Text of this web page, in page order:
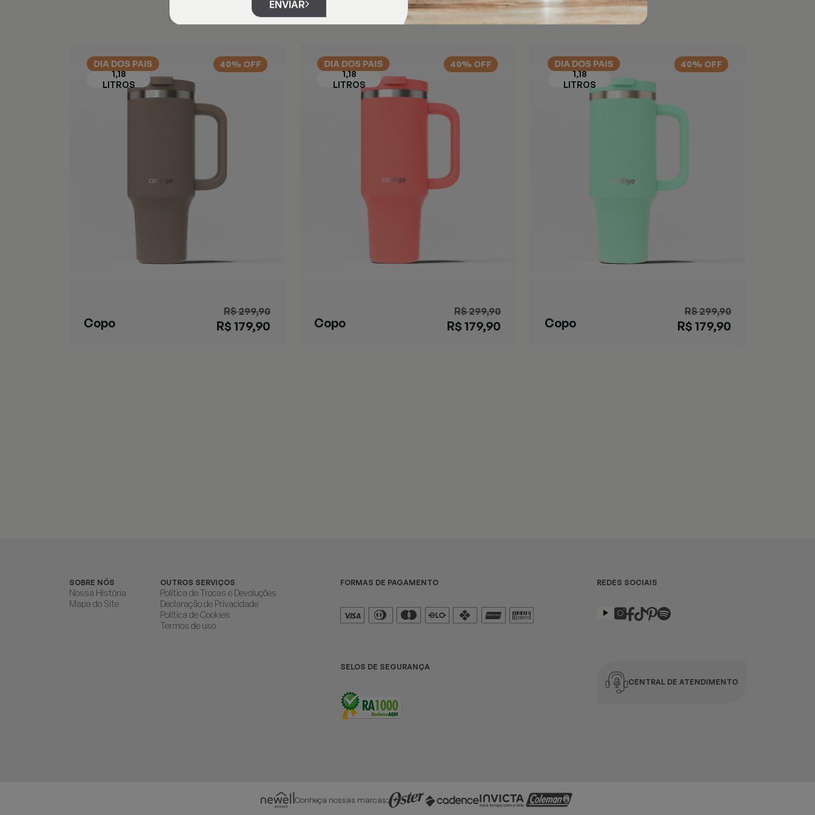
40% OFF
Copo
R$ 299,90
R$ 179,90
40% OFF
Copo
R$ 299,90
R$ 179,90
40% OFF
Copo
R$ 299,90
R$ 179,90
SOBRE NÓS
Nossa História
Mapa do Site
OUTROS SERVIÇOS
Política de Trocas e Devoluções
Declaração de Privacidade
Política de Cookies
Termos de uso
FORMAS DE PAGAMENTO
SELOS DE SEGURANÇA
REDES SOCIAIS
CENTRAL DE ATENDIMENTO
Conheça nossas marcas: